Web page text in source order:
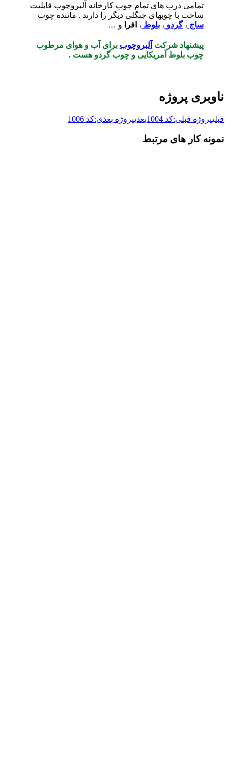
تمامی درب‌ های تمام چوب کارخانه آلبروچوب قابلیت
ساخت با چوبهای جنگلی دیگر را دارند . ماننده چوب
ساج ،گردو ، بلوط ، افرا و …
پیشنهاد شرکت آلبروچوب برای آب و هوای مرطوب
چوب بلوط آمریکایی و چوب گردو هست .
ناوبری پروژه
قبلیپروژه قبلی:کد 1004 بعدیپروژه بعدی:کد 1006
نمونه کار های مرتبط